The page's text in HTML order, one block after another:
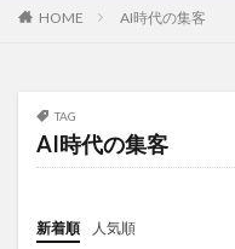
HOME AI時代の集客
TAG
AI時代の集客
新着順 人気順